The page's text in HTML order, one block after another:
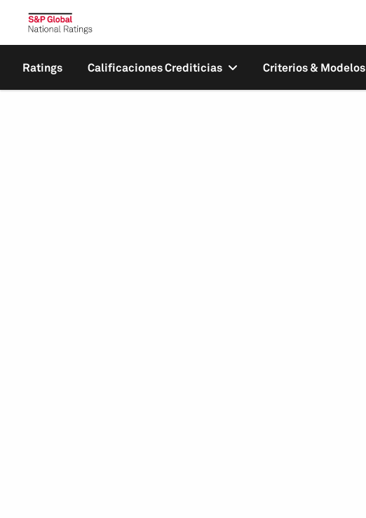
Ratings Calificaciones Crediticias Criterios & Modelos